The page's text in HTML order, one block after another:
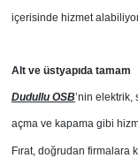
içerisinde hizmet
Alt ve üstyapıda tamam
Dudullu OSB’nin elektrik,
açma ve kapama gibi
Fırat, doğrudan firmalara